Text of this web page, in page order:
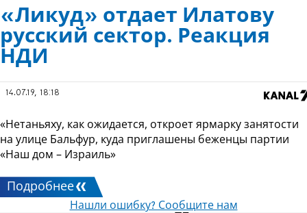
«Ликуд» отдает Илатову
русский сектор. Реакция
НДИ
14.07.19, 18:18
«Нетаньяху, как ожидается, откроет ярмарку занятости
на улице Бальфур, куда приглашены беженцы партии
«Наш дом – Израиль»
Подробнее
Нашли ошибку? Сообщите нам